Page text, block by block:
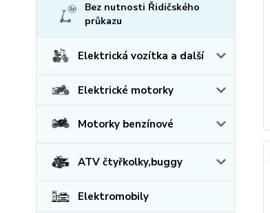
Bez nutnosti Řidičského
průkazu
Elektrická vozítka a další
Elektrické motorky
Motorky benzínové
ATV čtyřkolky,buggy
Elektromobily